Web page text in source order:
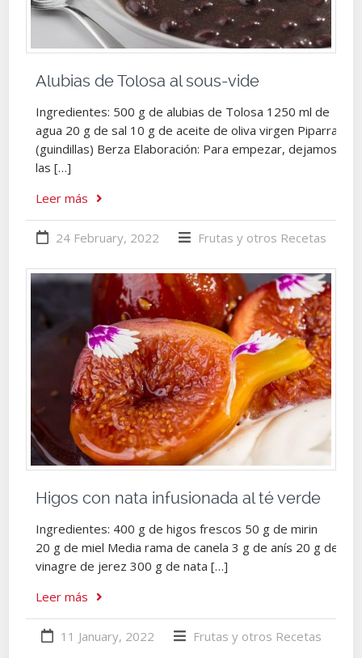
Alubias de Tolosa al sous-vide
Ingredientes: 500 g de alubias de Tolosa 1250 ml de
agua 20 g de sal 10 g de aceite de oliva virgen Piparras
(guindillas) Berza Elaboración: Para empezar, dejamos
las […]
Leer más
24 February, 2022 Frutas y otros Recetas
Higos con nata infusionada al té verde
Ingredientes: 400 g de higos frescos 50 g de mirin
20 g de miel Media rama de canela 3 g de anís 20 g de
vinagre de jerez 300 g de nata […]
Leer más
11 January, 2022 Frutas y otros Recetas